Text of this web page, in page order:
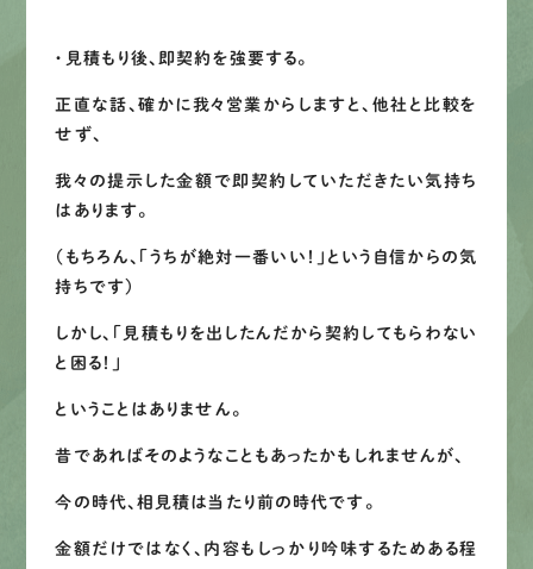
・見積もり後、即契約を強要する。
正直な話、確かに我々営業からしますと、他社と比較を
せず、
我々の提示した金額で即契約していただきたい気持ち
はあります。
（もちろん、「うちが絶対一番いい！」という自信からの気
持ちです）
しかし、「見積もりを出したんだから契約してもらわない
と困る！」
ということはありません。
昔であればそのようなこともあったかもしれませんが、
今の時代、相見積は当たり前の時代です。
金額だけではなく、内容もしっかり吟味するためある程